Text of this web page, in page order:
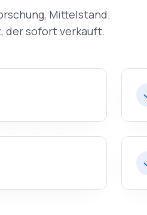
Mittelstand.
der sofort verkauft.